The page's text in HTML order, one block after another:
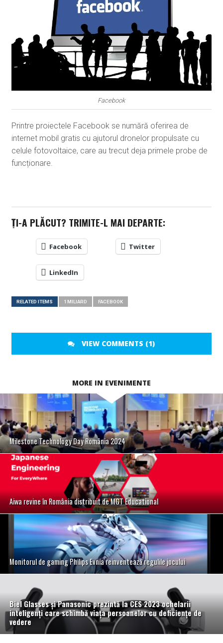
Facebook
Printre proiectele Facebook se numără oferirea de
internet mobil gratis cu ajutorul dronelor propulsate cu
celule fotovoltaice, care au trecut deja primele probe de
funcționare.
ȚI-A PLĂCUT? TRIMITE-L MAI DEPARTE:
Facebook Twitter
LinkedIn
RELATED ITEMS 1 MILIARD FACEBOOK
VIEW COMMENTS (1)
MORE IN EVENIMENTE
Milestone Technology Day România 2024
Aiwa revine în România distribuit de MGT Educational
Monitorul de gaming Philips Evnia reinventează regulile jocului
Biel Glasses și Panasonic prezintă la CES 2023 ochelarii
inteligenți care schimbă viața persoanelorcu deficiențe de
vedere